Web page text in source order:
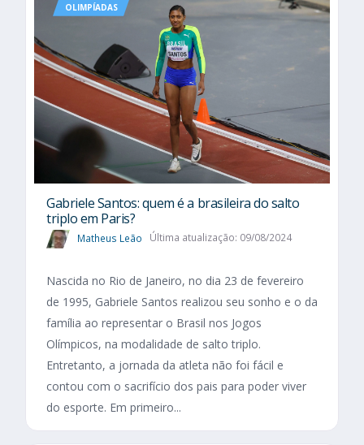
OLIMPÍADAS
Gabriele Santos: quem é a brasileira do salto
triplo em Paris?
Matheus Leão Última atualização: 09/08/2024
Nascida no Rio de Janeiro, no dia 23 de fevereiro
de 1995, Gabriele Santos realizou seu sonho e o da
família ao representar o Brasil nos Jogos
Olímpicos, na modalidade de salto triplo.
Entretanto, a jornada da atleta não foi fácil e
contou com o sacrifício dos pais para poder viver
do esporte. Em primeiro...